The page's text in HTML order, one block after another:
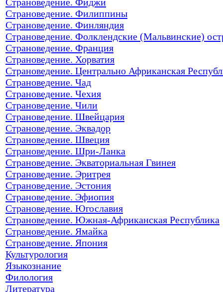
Страноведение. Филиппины
Страноведение. Финляндия
Страноведение. Фолклендские (Мальвинские)
Страноведение. Франция
Страноведение. Хорватия
Страноведение. Центрально Африканская
Страноведение. Чад
Страноведение. Чехия
Страноведение. Чили
Страноведение. Швейцария
Страноведение. Эквадор
Страноведение. Швеция
Страноведение. Шри-Ланка
Страноведение. Экваториальная Гвинея
Страноведение. Эритрея
Страноведение. Эстония
Страноведение. Эфиопия
Страноведение. Югославия
Страноведение. Южная-Африканская Республика
Страноведение. Ямайка
Страноведение. Япония
Культурология
Языкознание
Филология
Литература